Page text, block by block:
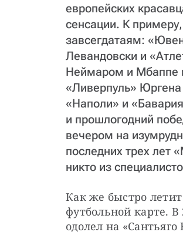
европейских
сенсации. К
завсегдатаям:
Левандовски и
Неймаром и Мбаппе
«Ливерпуль»
«Наполи» и
и прошлогодний
вечером на
последних трех лет
никто из
Как же быстро
футбольной карте.
одолел на